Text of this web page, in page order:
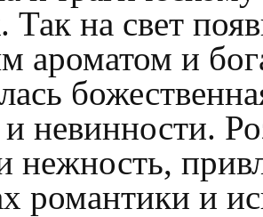
Так на свет
ароматом и
невинности.
нежность,
романтики и